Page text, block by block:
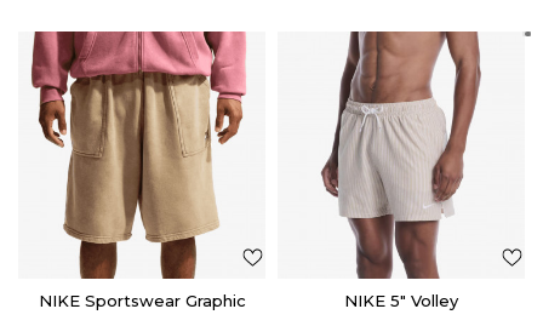
NIKE Sportswear Graphic NIKE 5" Volley